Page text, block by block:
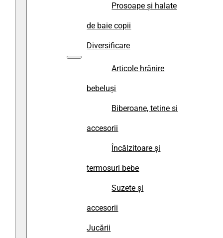
Prosoape și halate
de baie copii
Diversificare
Articole hrănire
bebeluși
Biberoane, tetine si
accesorii
Încălzitoare și
termosuri bebe
Suzete și
accesorii
Jucării